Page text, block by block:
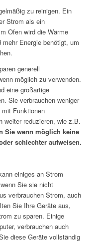
zu reinigen. Ein
Strom als ein
Ofen wird die Wärme
Energie benötigt, um
generell
möglich zu verwenden.
eine großartige
Sie verbrauchen weniger
Funktionen
weiter reduzieren, wie z.B.
Sie wenn möglich keine
schlechter aufweisen.
einiges an Strom
Sie sie nicht
verbrauchen Strom, auch
Sie Ihre Geräte aus,
zu sparen. Einige
verbrauchen auch
diese Geräte vollständig